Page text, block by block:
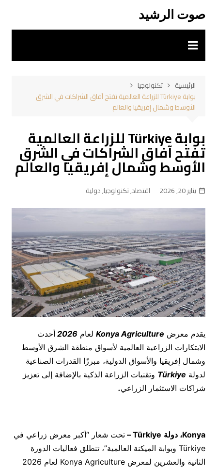
المحتوى
صوت الرشيد
الرئيسية
تكنولوجيا
بوابة Türkiye للزراعة العالمية تفتح آفاق الشراكات في الشرق
الأوسط وشمال إفريقيا والعالم
بوابة Türkiye للزراعة العالمية
تفتح آفاق الشراكات في الشرق
الأوسط وشمال إفريقيا والعالم
يناير 20, 2026 اقتصاد,تكنولوجيا,دولية
يقدم معرض Konya Agricultureلعام 2026 أحدث
الابتكارات الزراعية العالمية لأسواق منطقة الشرق الأوسط
وشمال إفريقيا والأسواق الدولية، مبرزًا القدرات الصناعية
لدولة Türkiye وتقنيات الزراعة الذكية بالإضافة إلى تعزيز
شراكات الاستثمار الزراعي.
Konya، دولة Türkiye –
تحت شعار “أكبر معرض زراعي في
Türkiye وبوابة الميكنة العالمية”، تنطلق فعاليات الدورة
الثانية والعشرين لمعرض Konya Agriculture لعام 2026